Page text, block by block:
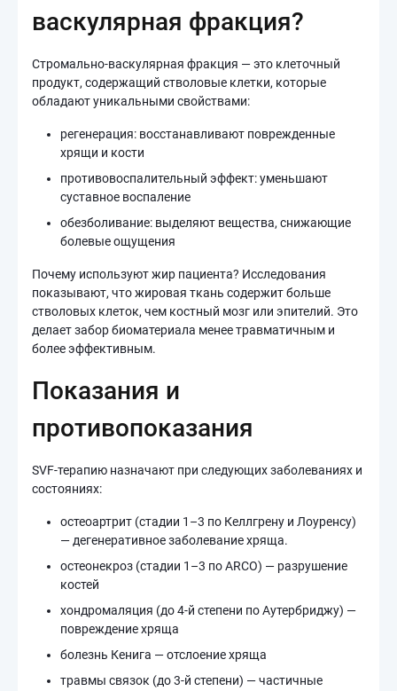
васкулярная фракция?
Стромально-васкулярная фракция — это клеточный
продукт, содержащий стволовые клетки, которые
обладают уникальными свойствами:
регенерация: восстанавливают поврежденные
хрящи и кости
противовоспалительный эффект: уменьшают
суставное воспаление
обезболивание: выделяют вещества, снижающие
болевые ощущения
Почему используют жир пациента? Исследования
показывают, что жировая ткань содержит больше
стволовых клеток, чем костный мозг или эпителий. Это
делает забор биоматериала менее травматичным и
более эффективным.
Показания и
противопоказания
SVF-терапию назначают при следующих заболеваниях и
состояниях:
остеоартрит (стадии 1–3 по Келлгрену и Лоуренсу)
— дегенеративное заболевание хряща.
остеонекроз (стадии 1–3 по ARCO) — разрушение
костей
хондромаляция (до 4-й степени по Аутербриджу) —
повреждение хряща
болезнь Кенига — отслоение хряща
травмы связок (до 3-й степени) — частичные